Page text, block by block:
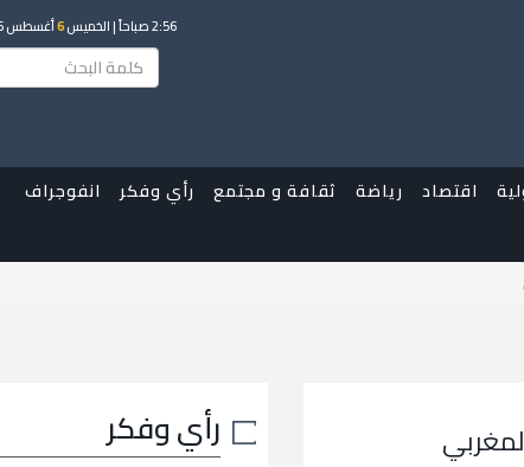
2:56 صباحاً | الخميس6أغسطس 2026 م |
اقتصاد رياضة ثقافة و مجتمع رأي وفكر
انفوجراف
رأي وفكر